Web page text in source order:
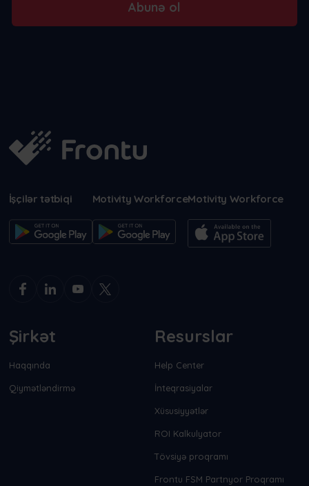
Abunə ol
İşçilər tətbiqi Motivity WorkforceMotivity Workforce
Şirkət
Haqqında
Qiymətləndirmə
Resurslar
Help Center
İnteqrasiyalar
Xüsusiyyətlər
ROI Kalkulyator
Tövsiyə proqramı
Frontu FSM Partnyor Proqramı